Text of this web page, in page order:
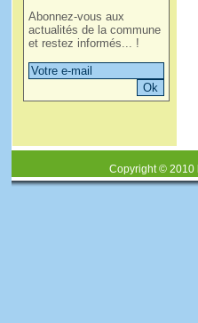
Abonnez-vous aux
actualités de la commune
et restez informés... !
Copyright © 2010